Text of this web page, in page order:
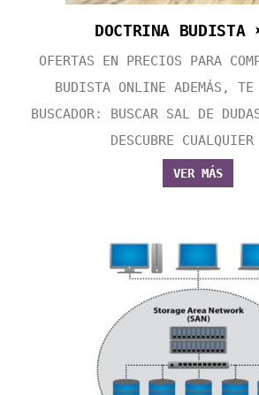
DOCTRINA
OFERTAS EN PRECIOS PARA
BUDISTA ONLINE ADEMÁS, TE
BUSCADOR: BUSCAR SAL DE
DESCUBRE
VER MÁS